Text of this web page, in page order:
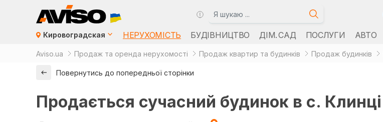
Кировоградская НЕРУХОМІСТЬ БУДІВНИЦТВО ДІМ. САД ПОСЛУГИ АВТО
Aviso.ua Продаж та оренда нерухомості Продаж квартир та будинків Продаж будинків
Повернутись до попередньої сторінки
Продається сучасний будинок в с. Клинці